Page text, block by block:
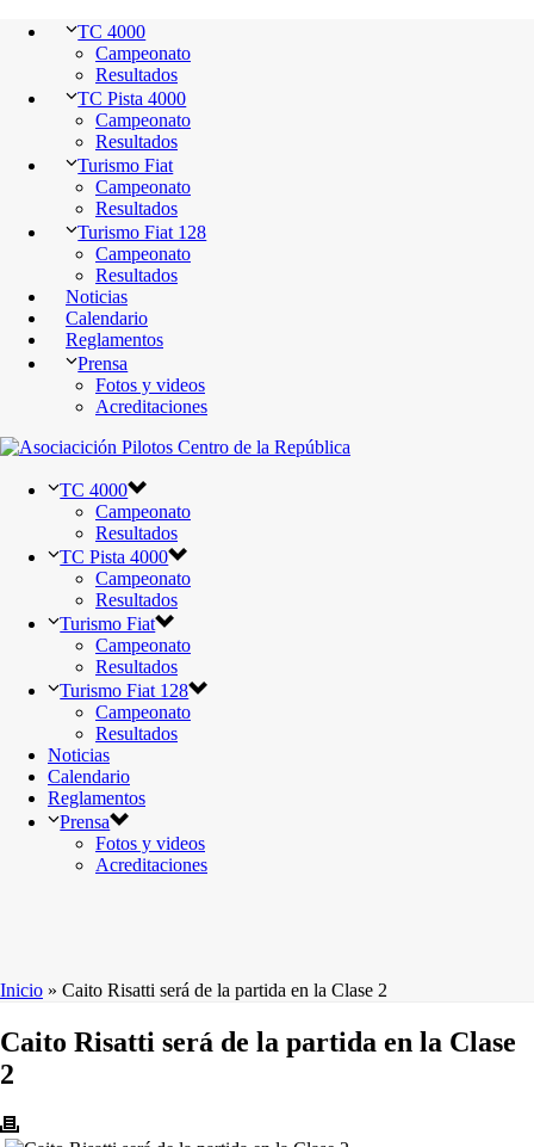
TC 4000
Campeonato
Resultados
TC Pista 4000
Campeonato
Resultados
Turismo Fiat
Campeonato
Resultados
Turismo Fiat 128
Campeonato
Resultados
Noticias
Calendario
Reglamentos
Prensa
Fotos y videos
Acreditaciones
TC 4000
Campeonato
Resultados
TC Pista 4000
Campeonato
Resultados
Turismo Fiat
Campeonato
Resultados
Turismo Fiat 128
Campeonato
Resultados
Noticias
Calendario
Reglamentos
Prensa
Fotos y videos
Acreditaciones
Inicio » Caito Risatti será de la partida en la Clase 2
Caito Risatti será de la partida en la Clase
2